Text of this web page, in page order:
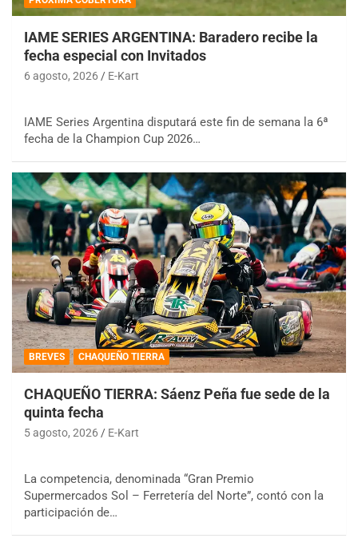
IAME SERIES ARGENTINA: Baradero recibe la
fecha especial con Invitados
6 agosto, 2026 E-Kart
IAME Series Argentina disputará este fin de semana la 6ª
fecha de la Champion Cup 2026…
BREVES CHAQUEÑO TIERRA
CHAQUEÑO TIERRA: Sáenz Peña fue sede de la
quinta fecha
5 agosto, 2026 E-Kart
La competencia, denominada “Gran Premio
Supermercados Sol – Ferretería del Norte”, contó con la
participación de…